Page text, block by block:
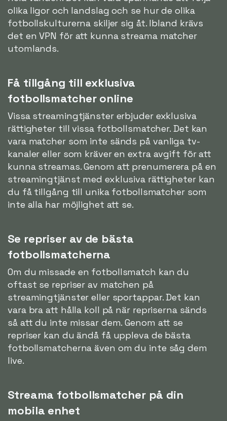
olika ligor och landslag och se hur de olika
fotbollskulturerna skiljer sig åt. Ibland krävs
det en VPN för att kunna streama matcher
utomlands.
Få tillgång till exklusiva
fotbollsmatcher online
Vissa streamingtjänster erbjuder exklusiva
rättigheter till vissa fotbollsmatcher. Det kan
vara matcher som inte sänds på vanliga tv-
kanaler eller som kräver en extra avgift för att
kunna streamas. Genom att prenumerera på en
streamingtjänst med exklusiva rättigheter kan
du få tillgång till unika fotbollsmatcher som
inte alla har möjlighet att se.
Se repriser av de bästa
fotbollsmatcherna
Om du missade en fotbollsmatch kan du
oftast se repriser av matchen på
streamingtjänster eller sportappar. Det kan
vara bra att hålla koll på när repriserna sänds
så att du inte missar dem. Genom att se
repriser kan du ändå få uppleva de bästa
fotbollsmatcherna även om du inte såg dem
live.
Streama fotbollsmatcher på din
mobila enhet